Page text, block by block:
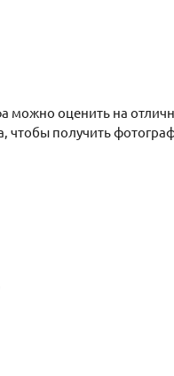
оценить на
чтобы получить